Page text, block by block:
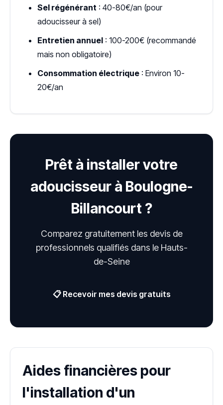
Sel régénérant : 40-80€/an (pour
adoucisseur à sel)
Entretien annuel : 100-200€ (recommandé
mais non obligatoire)
Consommation électrique : Environ 10-
20€/an
Prêt à installer votre
adoucisseur à Boulogne-
Billancourt ?
Comparez gratuitement les devis de
professionnels qualifiés dans le Hauts-
de-Seine
📋 Recevoir mes devis gratuits
Aides financières pour
l'installation d'un